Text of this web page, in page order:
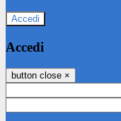
Accedi
Accedi
button close ×